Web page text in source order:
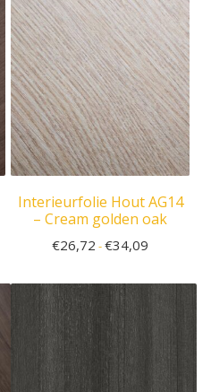
Interieurfolie Hout AG14
– Cream golden oak
€26,72 -€34,09